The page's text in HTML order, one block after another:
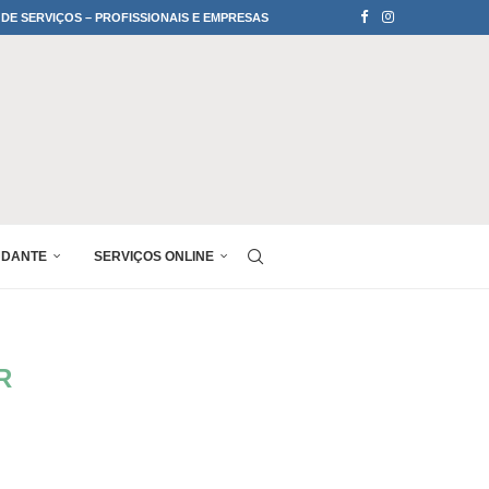
SERVIÇOS – PROFISSIONAIS E EMPRESAS
SERVIÇOS ONLINE